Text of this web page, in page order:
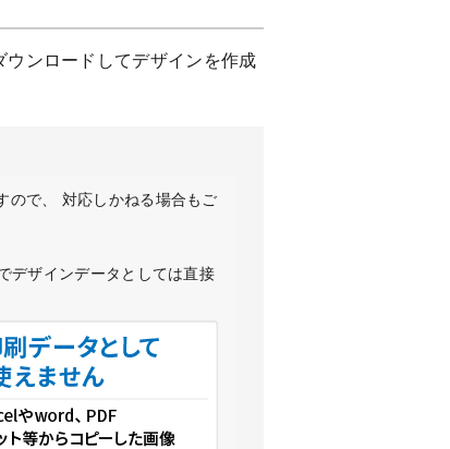
ンロードしてデザインを作成
ので、 対応しかねる場合もご
デザインデータとしては直接